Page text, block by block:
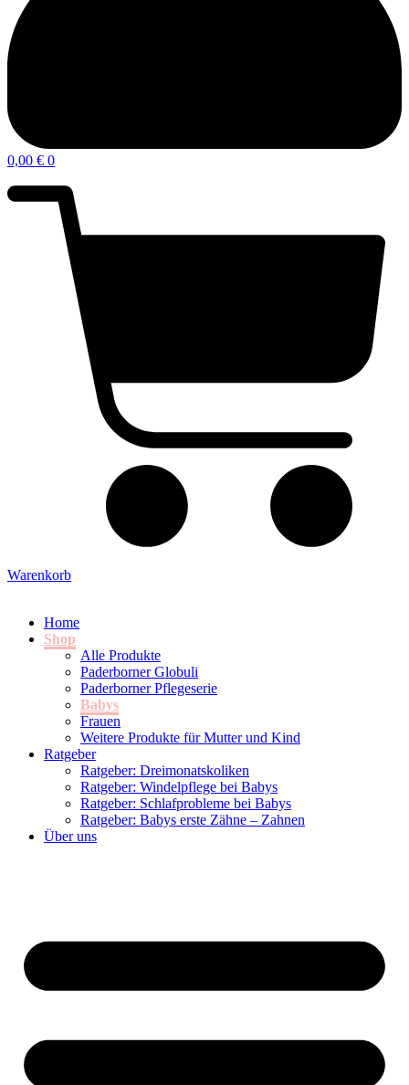
0,00 € 0
Warenkorb
Home
Shop
Alle Produkte
Paderborner Globuli
Paderborner Pflegeserie
Babys
Frauen
Weitere Produkte für Mutter und Kind
Ratgeber
Ratgeber: Dreimonatskoliken
Ratgeber: Windelpflege bei Babys
Ratgeber: Schlafprobleme bei Babys
Ratgeber: Babys erste Zähne – Zahnen
Über uns